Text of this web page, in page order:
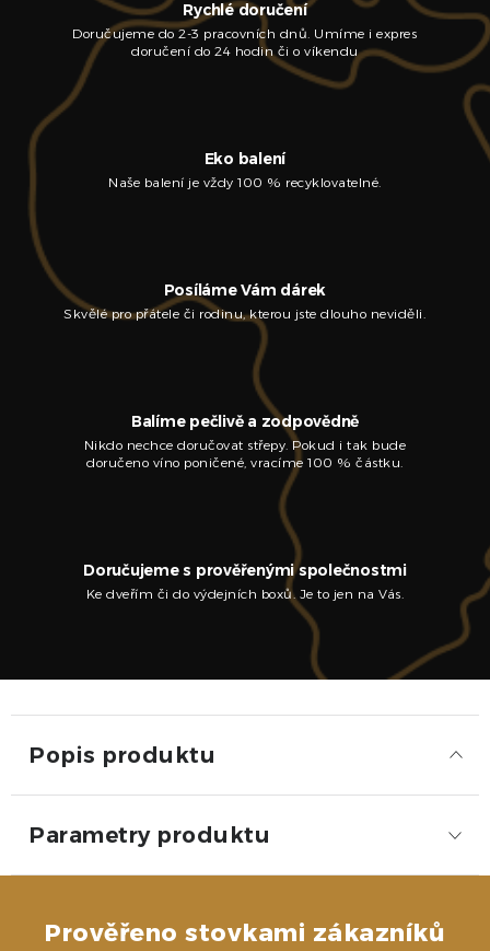
Rychlé doručení
Doručujeme do 2-3 pracovních dnů. Umíme i expres
doručení do 24 hodin či o víkendu
Eko balení
Naše balení je vždy 100 % recyklovatelné.
Posíláme Vám dárek
Skvělé pro přátele či rodinu, kterou jste dlouho neviděli.
Balíme pečlivě a zodpovědně
Nikdo nechce doručovat střepy. Pokud i tak bude
doručeno víno poničené, vracíme 100 % částku.
Doručujeme s prověřenými společnostmi
Ke dveřím či do výdejních boxů. Je to jen na Vás.
Popis produktu
Parametry produktu
Prověřeno stovkami zákazníků